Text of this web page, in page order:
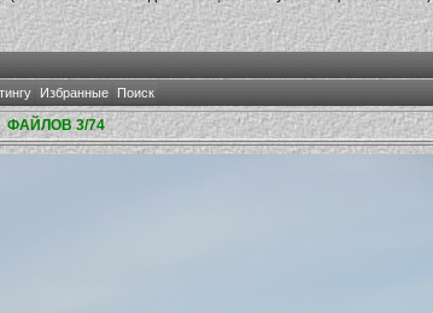
Избранные Поиск
ФАЙЛОВ 3/74